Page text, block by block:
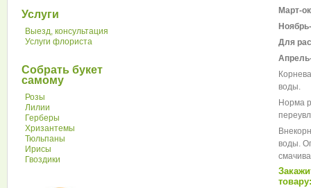
Услуги
Выезд, консультация
Услуги флориста
Собрать букет
самому
Розы
Лилии
Герберы
Хризантемы
Тюльпаны
Ирисы
Гвоздики
Март-
Для
воды.
Норма
воды.